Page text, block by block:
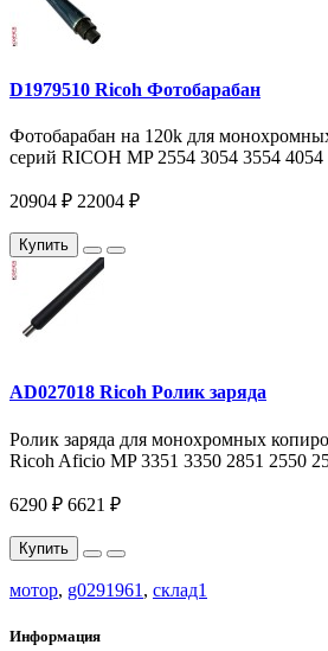
D1979510 Ricoh Фотобарабан
Фотобарабан на 120k для
серий RICOH MP 2554 3054 3554 4054
20904 ₽ 22004 ₽
Купить
AD027018 Ricoh Ролик заряда
Ролик заряда для монохромных
Ricoh Aficio MP 3351 3350 2851 2550
6290 ₽ 6621 ₽
Купить
мотор, g0291961 , склад1
Информация